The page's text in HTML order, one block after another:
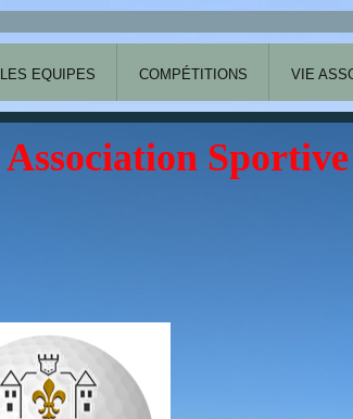
LES EQUIPES COMPÉTITIONS VIE
Association